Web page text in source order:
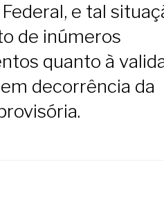
e tal
de inúmeros
quanto à
decorrência da